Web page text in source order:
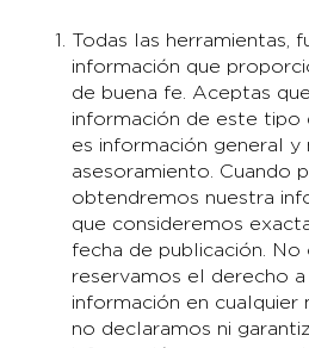
Todas las herramientas,
información que
de buena fe. Aceptas
información de este tipo
es información general
asesoramiento. Cuando
obtendremos nuestra
que consideremos
fecha de publicación. No
reservamos el derecho
información en cualquier
no declaramos ni